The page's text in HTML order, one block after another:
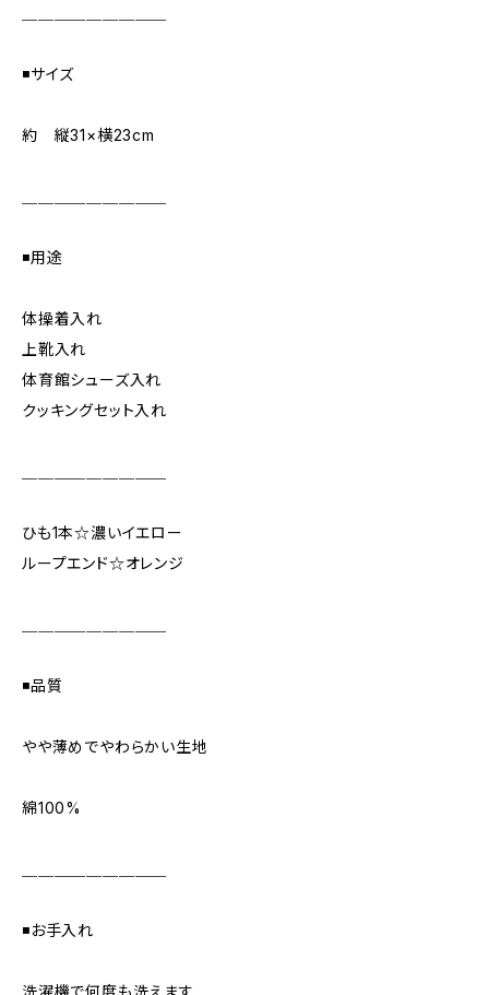
◾️サイズ
約 縦31×横23cm
◾️用途
体操着入れ
上靴入れ
体育館シューズ入れ
クッキングセット入れ
ひも1本☆濃いイエロー
ループエンド☆オレンジ
◾️品質
やや薄めでやわらかい生地
綿100%
◾️お手入れ
洗濯機で何度も洗えます